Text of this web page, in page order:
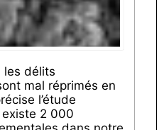
les délits
mal réprimés en
l’étude
existe 2 000